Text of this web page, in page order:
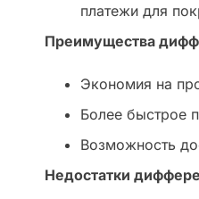
платежи для
Преимущества
Экономия на
Более быстрое
Возможность
Недостатки